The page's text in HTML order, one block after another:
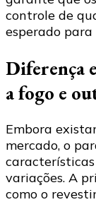
controle de
esperado para
Diferença
a fogo e
Embora
mercado, o
variações. A
como o